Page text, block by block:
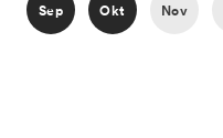
Sep Okt Nov